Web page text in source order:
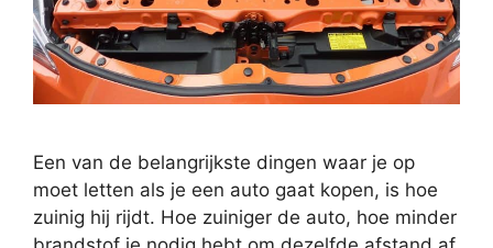
Een van de belangrijkste dingen waar je op
moet letten als je een auto gaat kopen, is hoe
zuinig hij rijdt. Hoe zuiniger de auto, hoe minder